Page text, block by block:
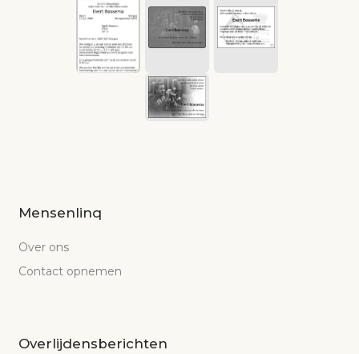
Mensenlinq
Over ons
Contact opnemen
Overlijdensberichten